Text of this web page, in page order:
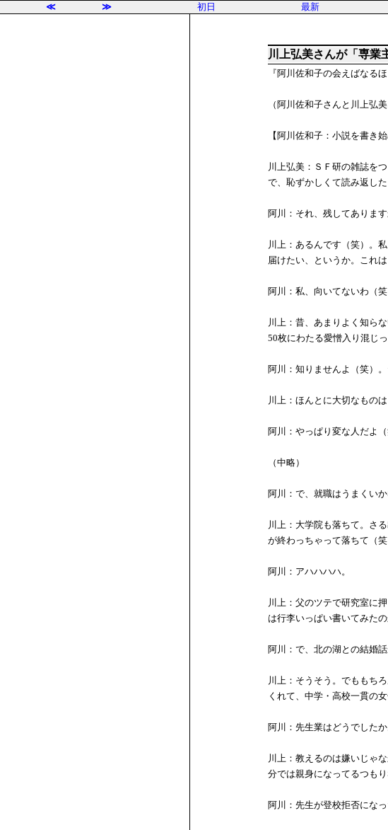
≪ ≫ 初日 最新
川上弘美さんが「専業
『阿川佐和子の会えばなる
（阿川佐和子さんと川上弘
【阿川佐和子：小説を書き
川上弘美：ＳＦ研の雑誌を
で、恥ずかしくて読み返した
阿川：それ、残してあります
川上：あるんです（笑）。
届けたい、というか。これ
阿川：私、向いてないわ（笑
川上：昔、あまりよく知ら
50枚にわたる愛憎入り混じ
阿川：知りませんよ（笑）
川上：ほんとに大切なもの
阿川：やっぱり変な人だよ（
（中略）
阿川：で、就職はうまくいか
川上：大学院も落ちて。さ
が終わっちゃって落ちて（笑
阿川：アハハハハ。
川上：父のツテで研究室に
は行李いっぱい書いてみた
阿川：で、北の湖との結婚話
川上：そうそう。でももち
くれて、中学・高校一貫の
阿川：先生業はどうでしたか
川上：教えるのは嫌いじゃ
分では親身になってるつも
阿川：先生が登校拒否になっ